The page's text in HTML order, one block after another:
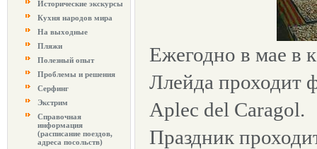
Исторические экскурсы
Кухня народов мира
На выходные
Пляжи
Полезный опыт
Проблемы и решения
Серфинг
Экстрим
Справочная
информация
(расписание поездов,
адреса посольств)
Ежегодно в мае в
Ллейда проходит
Aplec del Caragol.
Праздник